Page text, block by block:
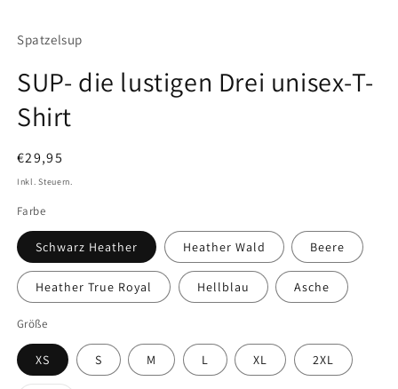
Spatzelsup
SUP- die lustigen Drei unisex-T-
Shirt
Normaler
Preis
€29,95
Inkl. Steuern.
Farbe
Schwarz Heather Heather Wald Beere
Heather True Royal Hellblau Asche
Größe
XS S M L XL 2XL